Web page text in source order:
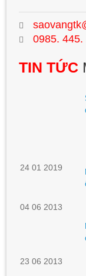
0985. 445.
TIN TỨC
24 01 2019
04 06 2013
23 06 2013